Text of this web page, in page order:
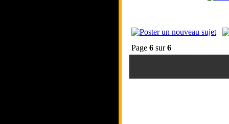
Page 6 sur6